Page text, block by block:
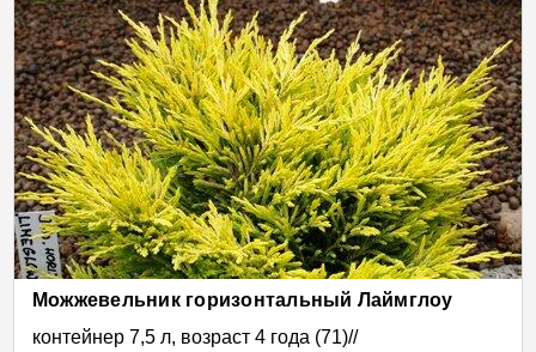
Можжевельник горизонтальный Лаймглоу
контейнер 7,5 л, возраст 4 года (71)//